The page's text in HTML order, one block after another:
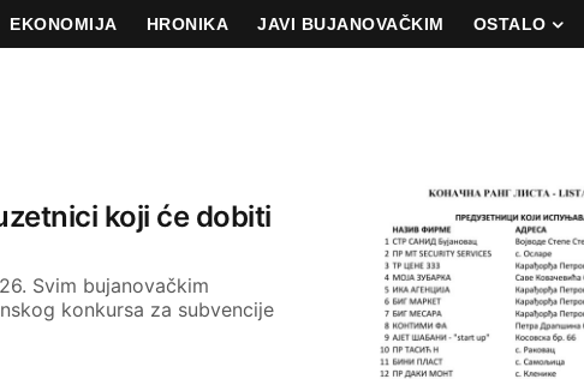
EKONOMIJA HRONIKA JAVI BUJANOVAČKIM OSTALO
koji će dobiti
Svim bujanovačkim
konkursa za subvencije